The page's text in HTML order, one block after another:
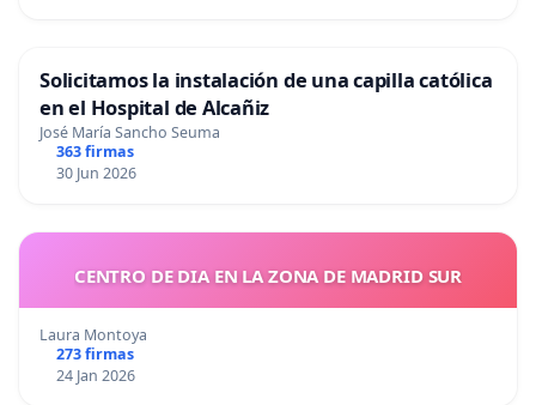
Solicitamos la instalación de una capilla católica
en el Hospital de Alcañiz
José María Sancho Seuma
363 firmas
30 Jun 2026
CENTRO DE DIA EN LA ZONA DE MADRID SUR
Laura Montoya
273 firmas
24 Jan 2026